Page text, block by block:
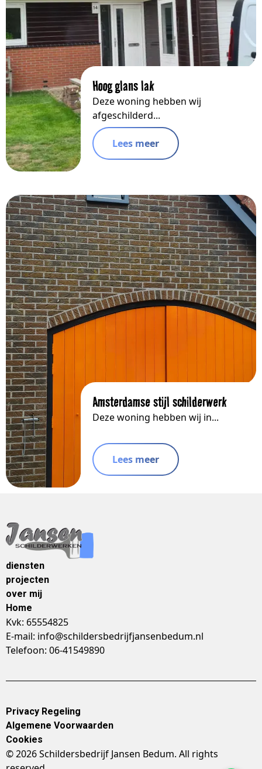
Hoog glans lak
Deze woning hebben wij
afgeschilderd...
Lees meer
Amsterdamse stijl schilderwerk
Deze woning hebben wij in...
Lees meer
diensten
projecten
over mij
Home
Kvk: 65554825
E-mail: info@schildersbedrijfjansenbedum.nl
Telefoon: 06-41549890
Privacy Regeling
Algemene Voorwaarden
Cookies
© 2026 Schildersbedrijf Jansen Bedum. All rights